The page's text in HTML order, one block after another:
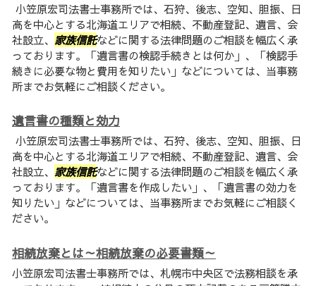
小笠原宏司法書士事務所では、石狩、後志、空知、胆振、日
高を中心とする北海道エリアで相続、不動産登記、遺言、会
社設立、 家族信託などに関する法律問題のご相談を幅広く承
っております。「遺言書の検認手続きとは何か」、「検認手
続きに必要な物と費用を知りたい」などについては、当事務
所までお気軽にご相談ください。
遺言書の種類と効力
小笠原宏司法書士事務所では、石狩、後志、空知、胆振、日
高を中心とする北海道エリアで相続、不動産登記、遺言、会
社設立、 家族信託などに関する法律問題のご相談を幅広く承
っております。「遺言書を作成したい」、「遺言書の効力を
知りたい」などについては、当事務所までお気軽にご相談く
ださい。
相続放棄とは～相続放棄の必要書類～
小笠原宏司法書士事務所では、札幌市中央区で法務相談を承